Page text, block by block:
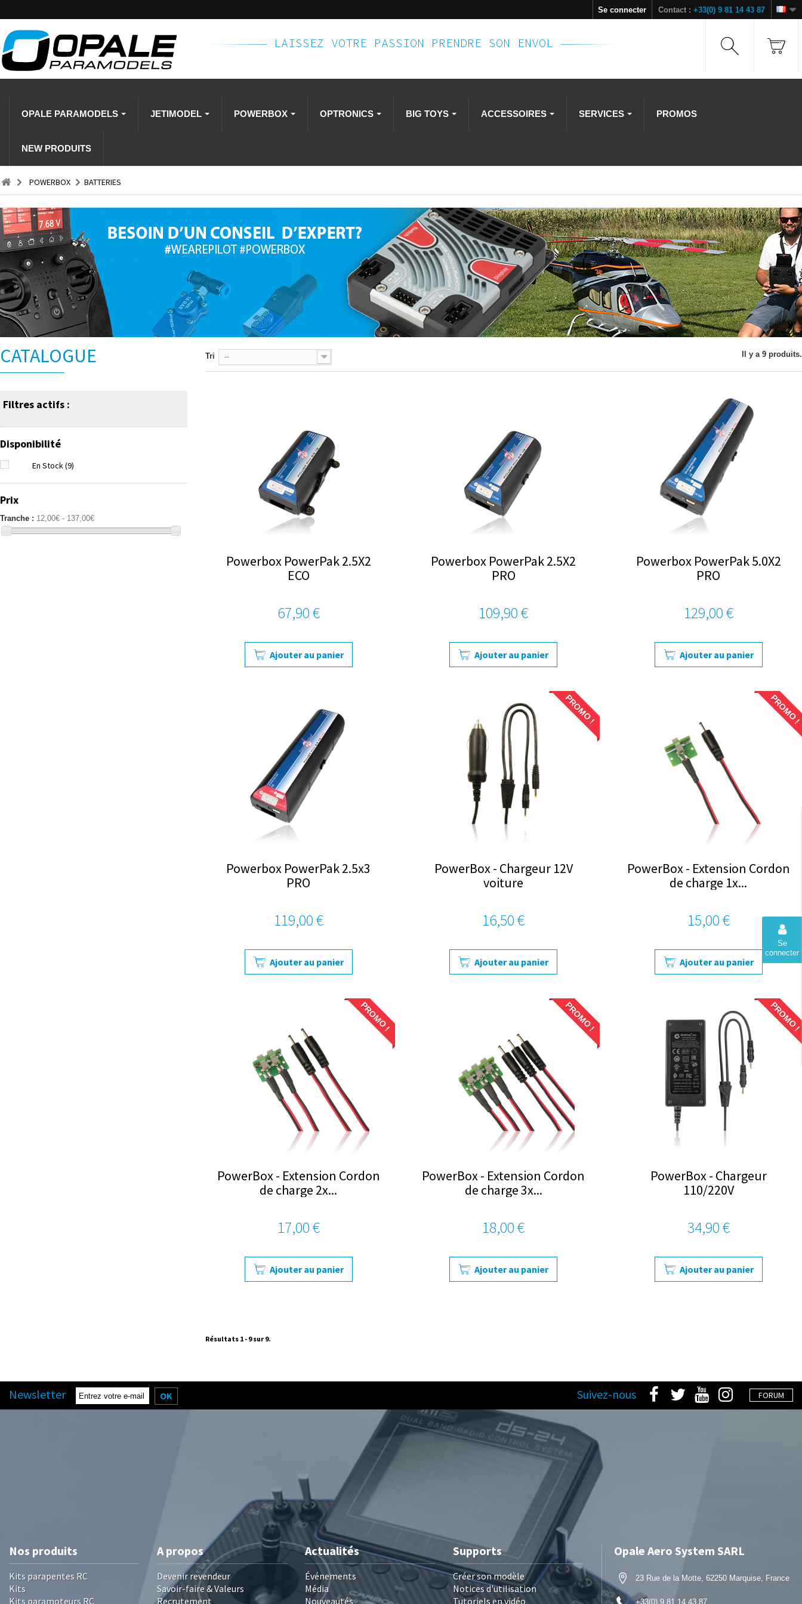
Contact : +33(0) 9 81 14 43 87
Se connecter
LAISSEZ VOTRE PASSION PRENDRE SON ENVOL
OPALE PARAMODELS JETIMODEL POWERBOX OPTRONICS BIG TOYS ACCESSOIRES SERVICES PROMOS
NEW PRODUITS
Se
connecter
POWERBOX BATTERIES
CATALOGUE
Filtres actifs :
Disponibilité
En Stock(9)
Prix
Tranche : 12,00€ - 137,00€
Il y a 9 produits.
Tri --
Powerbox PowerPak 2.5X2
ECO
67,90 €
Ajouter au panier
Powerbox PowerPak 2.5X2
PRO
109,90 €
Ajouter au panier
Powerbox PowerPak 5.0X2
PRO
129,00 €
Ajouter au panier
Powerbox PowerPak 2.5x3
PRO
119,00 €
Ajouter au panier
PROMO !
PowerBox - Chargeur 12V
voiture
16,50 €
Ajouter au panier
PROMO !
PowerBox - Extension Cordon
de charge 1x...
15,00 €
Ajouter au panier
PROMO !
PowerBox - Extension Cordon
de charge 2x...
17,00 €
Ajouter au panier
PROMO !
PowerBox - Extension Cordon
de charge 3x...
18,00 €
Ajouter au panier
PROMO !
PowerBox - Chargeur
110/220V
34,90 €
Ajouter au panier
Résultats 1 - 9 sur 9.
Newsletter OK FORUM
Suivez-nous
Nos produits
Kits parapentes RC
Kits
Kits paramoteurs RC
A propos
Devenir revendeur
Savoir-faire & Valeurs
Recrutement
Actualités
Événements
Média
Nouveautés
Supports
Créer son modèle
Notices d'utilisation
Tutoriels en vidéo
Opale Aero System SARL
23 Rue de la Motte, 62250 Marquise, France
+33(0) 9 81 14 43 87